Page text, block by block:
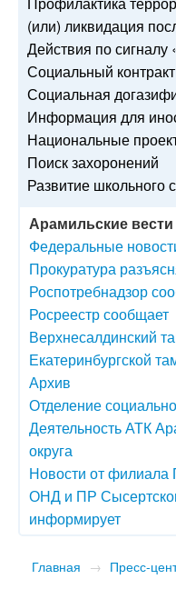
(или) ликвидация
Действия по
Социальный контракт
Социальная
Информация для
Национальные
Поиск захоронений
Развитие школьного
Арамильские вести
Федеральные
Прокуратура
Роспотребнадзор
Росреестр сообщает
Верхнесалдинский
Екатеринбургской
Архив
Отделение
Деятельность АТК
округа
Новости от филиала
ОНД и ПР
информирует
Главная → Пресс-